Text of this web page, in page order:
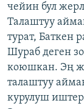
чейин бул
Талаштуу
турат, Баткен
Шураб деген
коюшкан. Эң
талаштуу
курулуш